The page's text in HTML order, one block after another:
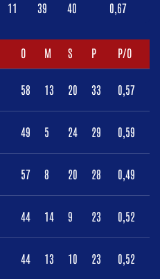
11 39 40 0,67
O M S P P/O
58 13 20 33 0,57
49 5 24 29 0,59
57 8 20 28 0,49
44 14 9 23 0,52
44 13 10 23 0,52